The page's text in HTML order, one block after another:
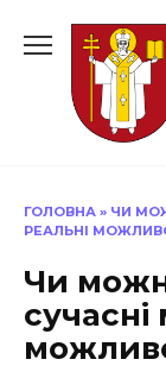
до
ГОЛОВНА » ЧИ
РЕАЛЬНІ
Чи